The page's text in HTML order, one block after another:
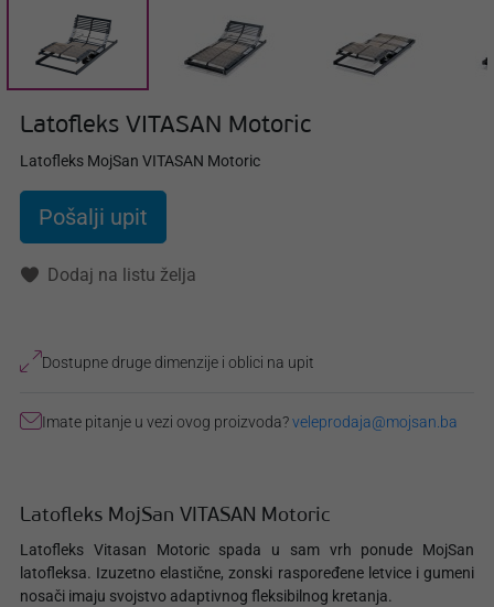
Latofleks VITASAN Motoric
Latofleks MojSan VITASAN Motoric
Pošalji upit
Dodaj na listu želja
Dostupne druge dimenzije i oblici na upit
Imate pitanje u vezi ovog proizvoda?veleprodaja@mojsan.ba
Latofleks MojSan VITASAN Motoric
Latofleks Vitasan Motoric spada u sam vrh ponude MojSan
latofleksa. Izuzetno elastične, zonski raspoređene letvice i gumeni
nosači imaju svojstvo adaptivnog fleksibilnog kretanja.